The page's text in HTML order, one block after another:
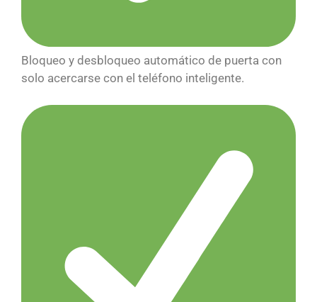
Bloqueo y desbloqueo automático de puerta con
solo acercarse con el teléfono inteligente.